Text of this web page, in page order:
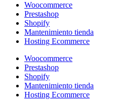
Woocommerce
Prestashop
Shopify
Mantenimiento tienda
Hosting Ecommerce
Woocommerce
Prestashop
Shopify
Mantenimiento tienda
Hosting Ecommerce